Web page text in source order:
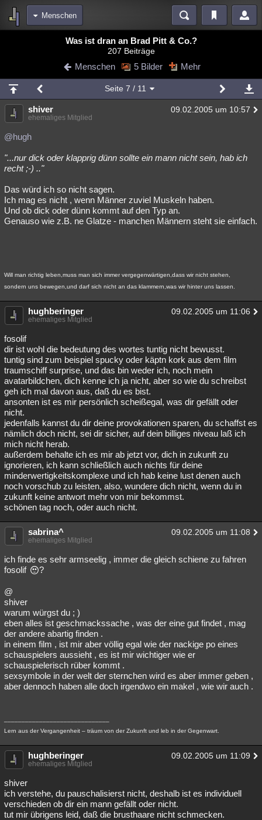
Menschen
Blogs Videos
Chat Wiki Neuigkeiten
meine Rubriken
Menschen Mystery Kriminalfälle
Spiritualität
Natur Umfragen Unterhaltung
weitere Rubriken
Philosophie Träume Orte
Astronomie Helpdesk Gruppen Gaming Filme
Besucht Teilgenommen Alle Neue Geschlossen
Was ist dran an Brad Pitt & Co.?
207 Beiträge
Menschen 5 Bilder Mehr
Seite7 / 11
shiver 09.02.2005 um 10:57
ehemaliges Mitglied
@hugh
"...nur dick oder klapprig dünn sollte ein mann nicht sein, hab ich
recht ;-) .."
Das würd ich so nicht sagen.
Ich mag es nicht , wenn Männer zuviel Muskeln haben.
Und ob dick oder dünn kommt auf den Typ an.
Genauso wie z.B. ne Glatze - manchen Männern steht sie einfach.
Will man richtig leben,muss man sich immer vergegenwärtigen,dass wir nicht stehen,
sondern uns bewegen,und darf sich nicht an das klammern,was wir hinter uns lassen.
hughberinger 09.02.2005 um 11:06
ehemaliges Mitglied
fosolif
dir ist wohl die bedeutung des wortes tuntig nicht bewusst.
tuntig sind zum beispiel spucky oder käptn kork aus dem film
traumschiff surprise, und das bin weder ich, noch mein
avatarbildchen, dich kenne ich ja nicht, aber so wie du schreibst
geh ich mal davon aus, daß du es bist.
ansonten ist es mir persönlich scheißegal, was dir gefällt oder
nicht.
jedenfalls kannst du dir deine provokationen sparen, du schaffst es
nämlich doch nicht, sei dir sicher, auf dein billiges niveau laß ich
mich nicht herab.
außerdem behalte ich es mir ab jetzt vor, dich in zukunft zu
ignorieren, ich kann schließlich auch nichts für deine
minderwertigkeitskomplexe und ich hab keine lust denen auch
noch vorschub zu leisten, also, wundere dich nicht, wenn du in
zukunft keine antwort mehr von mir bekommst.
schönen tag noch, oder auch nicht.
sabrina^ 09.02.2005 um 11:08
ehemaliges Mitglied
ich finde es sehr armseelig , immer die gleich schiene zu fahren
fosolif
?
@
shiver
warum würgst du ; )
eben alles ist geschmackssache , was der eine gut findet , mag
der andere abartig finden .
in einem film , ist mir aber völlig egal wie der nackige po eines
schauspielers aussieht , es ist mir wichtiger wie er
schauspielerisch rüber kommt .
sexsymbole in der welt der sternchen wird es aber immer geben ,
aber dennoch haben alle doch irgendwo ein makel , wie wir auch .
Lern aus der Vergangenheit – träum von der Zukunft und leb in der Gegenwart.
hughberinger 09.02.2005 um 11:09
ehemaliges Mitglied
shiver
ich verstehe, du pauschalisierst nicht, deshalb ist es individuell
verschieden ob dir ein mann gefällt oder nicht.
tut mir übrigens leid, daß die brusthaare nicht schmecken.